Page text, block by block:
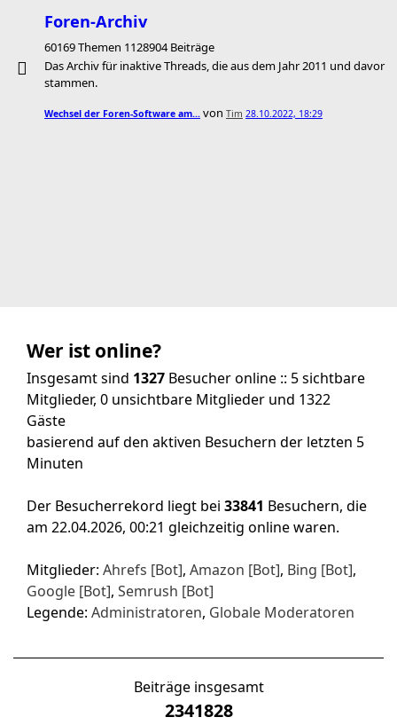
Foren-Archiv
60169 Themen 1128904 Beiträge
Das Archiv für inaktive Threads, die aus dem Jahr 2011 und davor
stammen.
Wechsel der Foren-Software am… von Tim 28.10.2022, 18:29
Wer ist online?
Insgesamt sind 1327 Besucher online :: 5 sichtbare
Mitglieder, 0 unsichtbare Mitglieder und 1322
Gäste
basierend auf den aktiven Besuchern der letzten 5
Minuten
Der Besucherrekord liegt bei 33841 Besuchern, die
am 22.04.2026, 00:21 gleichzeitig online waren.
Mitglieder: Ahrefs [Bot], Amazon [Bot], Bing [Bot],
Google [Bot], Semrush [Bot]
Legende: Administratoren, Globale Moderatoren
Beiträge insgesamt
2341828